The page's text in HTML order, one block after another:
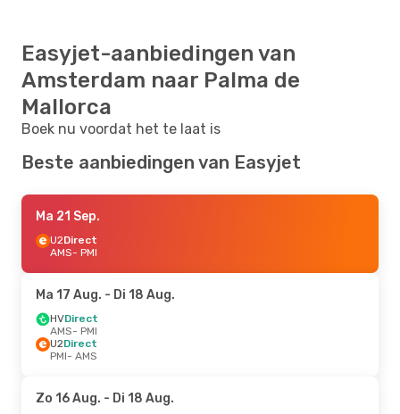
Easyjet-aanbiedingen van
Amsterdam naar Palma de
Mallorca
Boek nu voordat het te laat is
Beste aanbiedingen van Easyjet
Ma 21 Sep.
U2Direct
AMS- PMI
Ma 17 Aug. - Di 18 Aug.
HVDirect
AMS- PMI
U2Direct
PMI- AMS
Zo 16 Aug. - Di 18 Aug.